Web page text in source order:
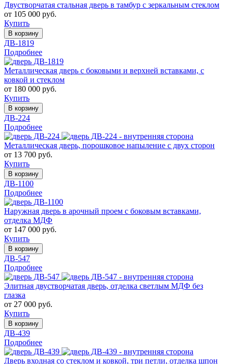
Двустворчатая стальная дверь в тамбур с зеркальным стеклом
от 105 000 руб.
Купить
В корзину
ДВ-1819
Подробнее
Металлическая дверь с боковыми и верхней вставками, с
ковкой и стеклом
от 180 000 руб.
Купить
В корзину
ДВ-224
Подробнее
Металлическая дверь, порошковое напыление с двух сторон
от 13 700 руб.
Купить
В корзину
ДВ-1100
Подробнее
Наружная дверь в арочный проем с боковым вставками,
отделка МДФ
от 147 000 руб.
Купить
В корзину
ДВ-547
Подробнее
Элитная двустворчатая дверь, отделка светлым МДФ без
глазка
от 27 000 руб.
Купить
В корзину
ДВ-439
Подробнее
Дверь входная со стеклом и ковкой, три петли, отделка шпон